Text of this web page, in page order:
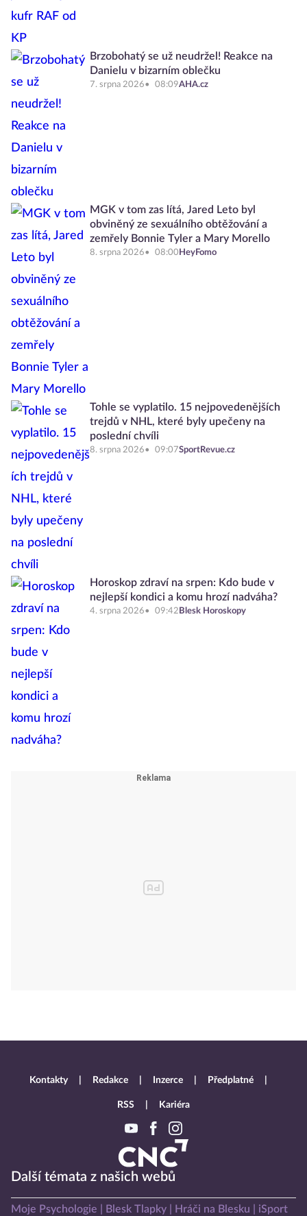
Brzobohatý se už neudržel! Reakce na
Danielu v bizarním oblečku
7. srpna 2026 08:09AHA.cz
MGK v tom zas lítá, Jared Leto byl
obviněný ze sexuálního obtěžování a
zemřely Bonnie Tyler a Mary Morello
8. srpna 2026 08:00 HeyFomo
Tohle se vyplatilo. 15 nejpovedenějších
trejdů v NHL, které byly upečeny na
poslední chvíli
8. srpna 2026 09:07SportRevue.cz
Horoskop zdraví na srpen: Kdo bude v
nejlepší kondici a komu hrozí nadváha?
4. srpna 2026 09:42 Blesk Horoskopy
Další témata z našich webů
Moje Psychologie Blesk Tlapky Hráči na Blesku
iSport
Kontakty Redakce Inzerce Předplatné
RSS Kariéra